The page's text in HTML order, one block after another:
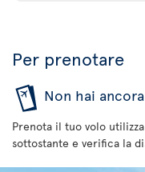
Per prenotare
Non hai
Prenota il tuo volo
sottostante e verifica la